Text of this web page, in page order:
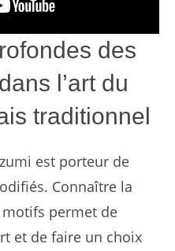
des
l’art du
traditionnel
est porteur de
Connaître la
permet de
et de faire un choix